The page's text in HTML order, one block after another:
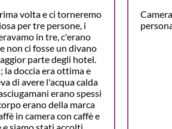
volta e ci torneremo
per tre persone, i
in tre, c'erano
non ci fosse un divano
parte degli hotel.
la doccia era ottima e
di avere l'acqua calda
erano spessi
erano della marca
in camera con caffè e